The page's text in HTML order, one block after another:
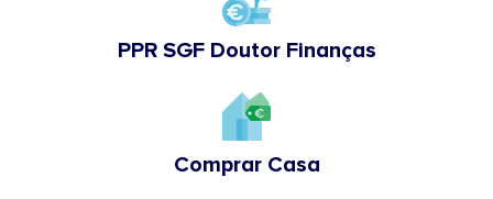
PPR SGF Doutor Finanças
Comprar Casa